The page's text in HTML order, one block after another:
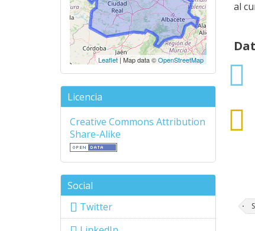
Leaflet| Map data ©OpenStreetMap
Licencia
Creative Commons Attribution
Share-Alike
Social
Twitter
al
xlsx
csv